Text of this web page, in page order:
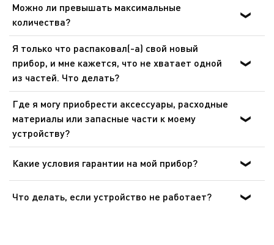
Можно ли превышать максимальные
количества?
Нет. Никогда не превышайте максимально допустимое
количество количество продуктов или длительность
цикла, указанные в таблице рецептов.
Я только что распаковал(-а) свой новый
прибор, и мне кажется, что не хватает одной
из частей. Что делать?
Если вам кажется, что каких-то частей не хватает,
позвоните в службу поддержки, и мы поможем вам
найти приемлемое решение.
Где я могу приобрести аксессуары, расходные
материалы или запасные части к моему
устройству?
Пожалуйста, перейдите в раздел «Аксессуары» веб-
сайта, чтобы легко найти то, что вам нужно для вашего
Какие условия гарантии на мой прибор?
Дополнительные сведения содержатся в разделе
«Гарантия» этого веб-сайта.
Что делать, если устройство не работает?